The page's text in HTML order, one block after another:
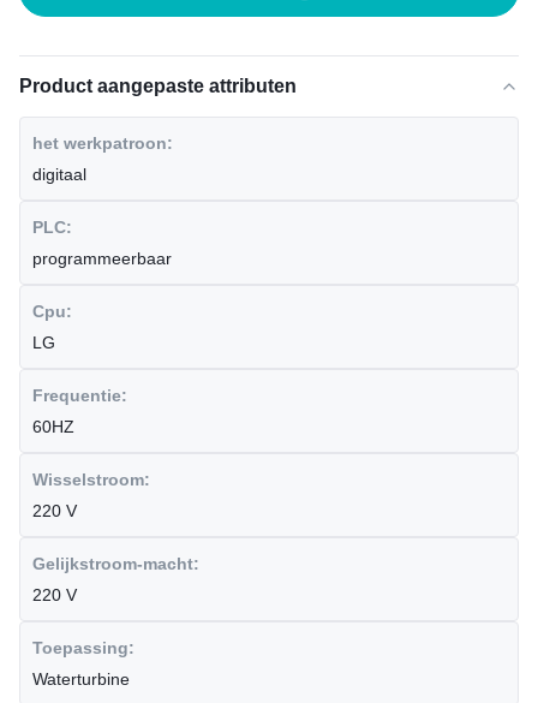
Product aangepaste attributen
het werkpatroon:
digitaal
PLC:
programmeerbaar
Cpu:
LG
Frequentie:
60HZ
Wisselstroom:
220 V
Gelijkstroom-macht:
220 V
Toepassing:
Waterturbine